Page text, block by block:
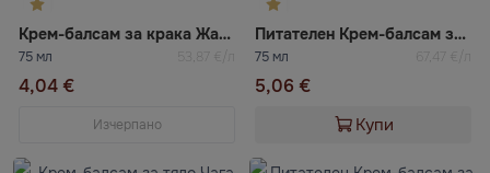
Крем-балсам за крака Жабий Камень
75 мл 53,87 €/л
4,04 €
Изчерпано
Питателен Крем-балсам за тяло Хондротин и Хиалуронова Киселина
75 мл 67,47 €/л
5,06 €
Купи